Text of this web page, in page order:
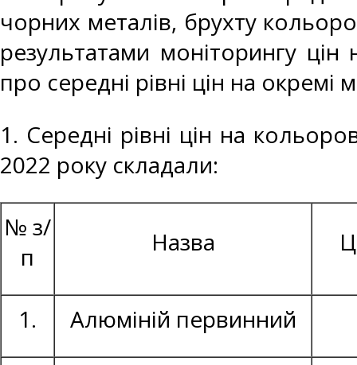
чорних металів, брухту
результатами моніторингу
про середні рівні цін на окремі
1. Середні рівні цін на
2022 року складали:
№ з/
п
Назва
1. Алюміній первинний